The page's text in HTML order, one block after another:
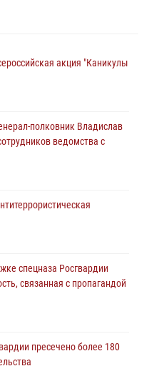
акция "Каникулы
полковник Владислав
ведомства с
спецназа Росгвардии
связанная с пропагандой
пресечено более 180